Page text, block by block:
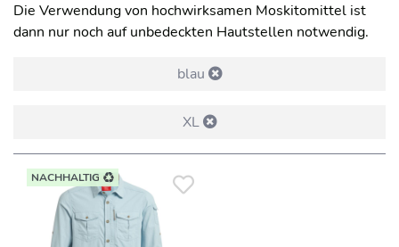
Die Verwendung von hochwirksamen Moskitomittel ist
dann nur noch auf unbedeckten Hautstellen notwendig.
blau
XL
NACHHALTIG